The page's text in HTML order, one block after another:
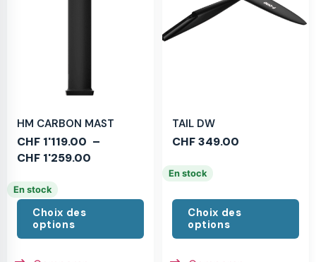
HM CARBON MAST
CHF 1'119.00 –
CHF 1'259.00
En stock
Choix des
options
TAIL DW
CHF349.00
En stock
Choix des
options